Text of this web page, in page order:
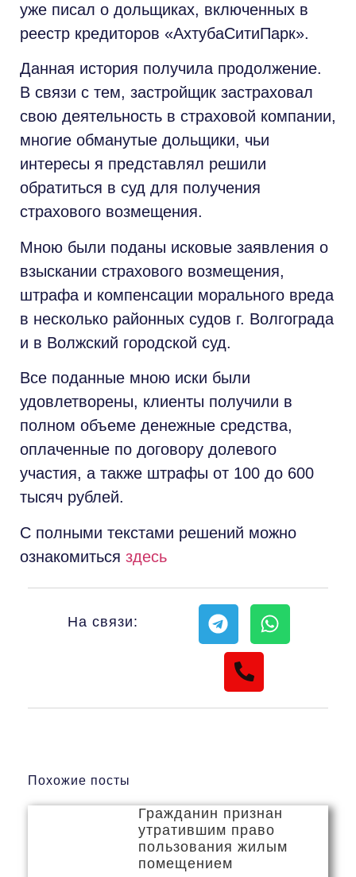
уже писал о дольщиках, включенных в
реестр кредиторов «АхтубаСитиПарк».
Данная история получила продолжение.
В связи с тем, застройщик застраховал
свою деятельность в страховой компании,
многие обманутые дольщики, чьи
интересы я представлял решили
обратиться в суд для получения
страхового возмещения.
Мною были поданы исковые заявления о
взыскании страхового возмещения,
штрафа и компенсации морального вреда
в несколько районных судов г. Волгограда
и в Волжский городской суд.
Все поданные мною иски были
удовлетворены, клиенты получили в
полном объеме денежные средства,
оплаченные по договору долевого
участия, а также штрафы от 100 до 600
тысяч рублей.
С полными текстами решений можно
ознакомиться здесь
На связи:
Похожие посты
Гражданин признан
утратившим право
пользования жилым
помещением